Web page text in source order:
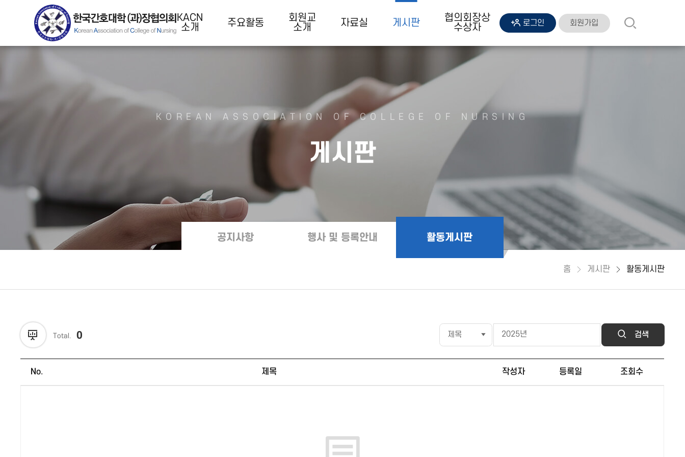
KACN
소개
주요활동
회원교
소개
자료실 게시판
협의회장상
수상자
로그인 회원가입
KOREAN ASSOCIATION OF COLLEGE OF NURSING
게시판
공지사항 행사 및 등록안내 활동게시판
홈 게시판 활동게시판
Total. 0 검색
No. 제목 작성자 등록일 조회수